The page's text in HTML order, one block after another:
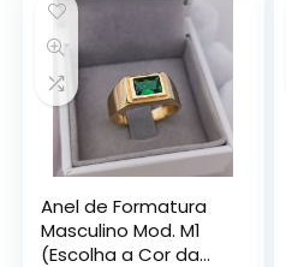
Anel de Formatura
Masculino Mod. M1
(Escolha a Cor da